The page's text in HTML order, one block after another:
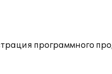
программного